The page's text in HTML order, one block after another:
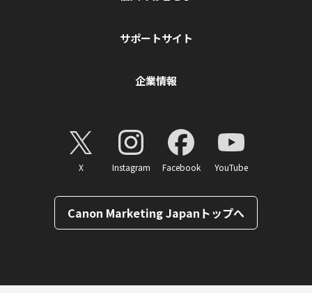
サポートサイト
企業情報
X Instagram Facebook YouTube
Canon Marketing Japanトップへ